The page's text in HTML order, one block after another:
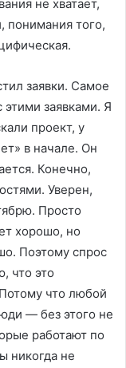
не хватает,
понимания того,
заявки. Самое
заявками. Я
проект, у
в начале. Он
Конечно,
Уверен,
Просто
хорошо, но
Поэтому спрос
что это
что любой
— без этого не
работают по
никогда не